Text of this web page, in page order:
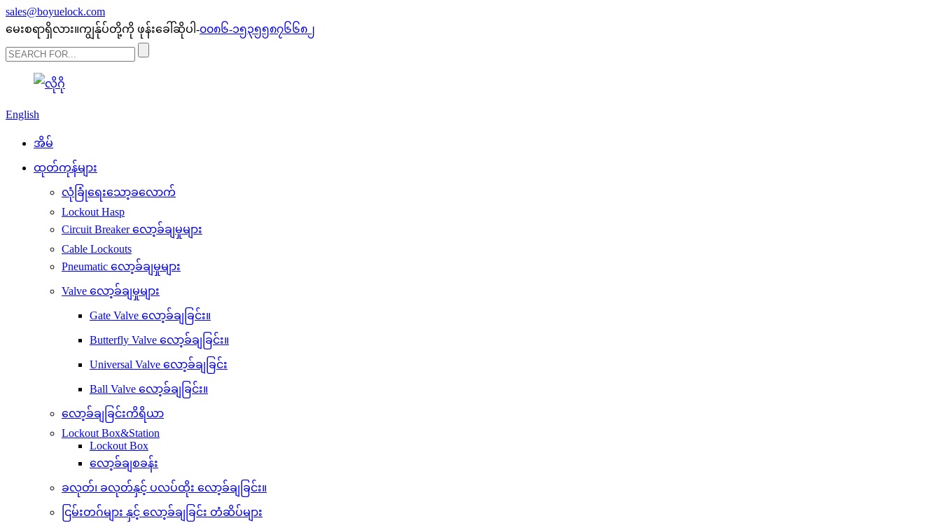
sales@boyuelock.com
မေးစရာရှိလား။ကျွန်ုပ်တို့ကို ဖုန်းခေါ်ဆိုပါ-၀၀၈၆-၁၅၃၅၅၈၇၆၆၈၂
English
အိမ်
ထုတ်ကုန်များ
လုံခြုံရေးသော့ခလောက်
Lockout Hasp
Circuit Breaker လော့ခ်ချမှုများ
Cable Lockouts
Pneumatic လော့ခ်ချမှုများ
Valve လော့ခ်ချမှုများ
Gate Valve လော့ခ်ချခြင်း။
Butterfly Valve လော့ခ်ချခြင်း။
Universal Valve လော့ခ်ချခြင်း
Ball Valve လော့ခ်ချခြင်း။
လော့ခ်ချခြင်းကိရိယာ
Lockout Box&Station
Lockout Box
လော့ခ်ချစခန်း
ခလုတ်၊ ခလုတ်နှင့် ပလပ်ထိုး လော့ခ်ချခြင်း။
ငြမ်းတဂ်များ နှင့် လော့ခ်ချခြင်း တံဆိပ်များ